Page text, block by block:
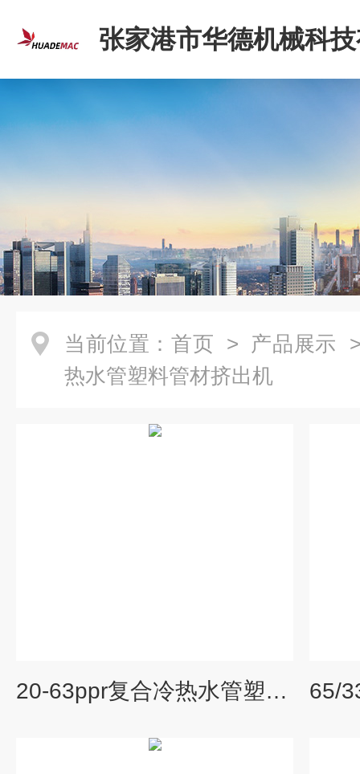
张家港市华德机械科
司
当前位置： 首页 > 产品展示
热水管塑料管材挤出机
20-63ppr复合冷热水管塑料管材挤出机